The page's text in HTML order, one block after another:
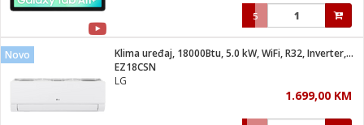
brave
5
Novo
Klima uređaj, 18000Btu, 5.0 kW, WiFi, R32, Inverter, A++/A+
EZ18CSN
LG
1.699,00 KM